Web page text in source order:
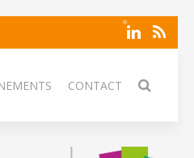
CONTACT